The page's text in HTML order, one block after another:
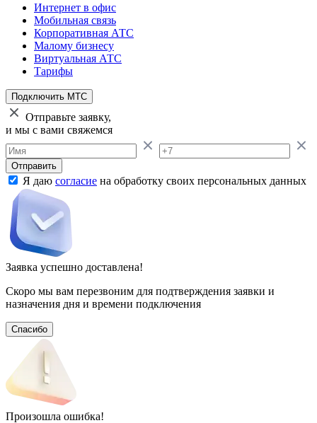
Интернет в офис
Мобильная связь
Корпоративная АТС
Малому бизнесу
Виртуальная АТС
Тарифы
Подключить МТС
Отправьте заявку,
и мы с вами свяжемся
Отправить
Я даю согласие на обработку своих персональных данных
Заявка успешно доставлена!
Скоро мы вам перезвоним для подтверждения заявки и
назначения дня и времени подключения
Спасибо
Произошла ошибка!